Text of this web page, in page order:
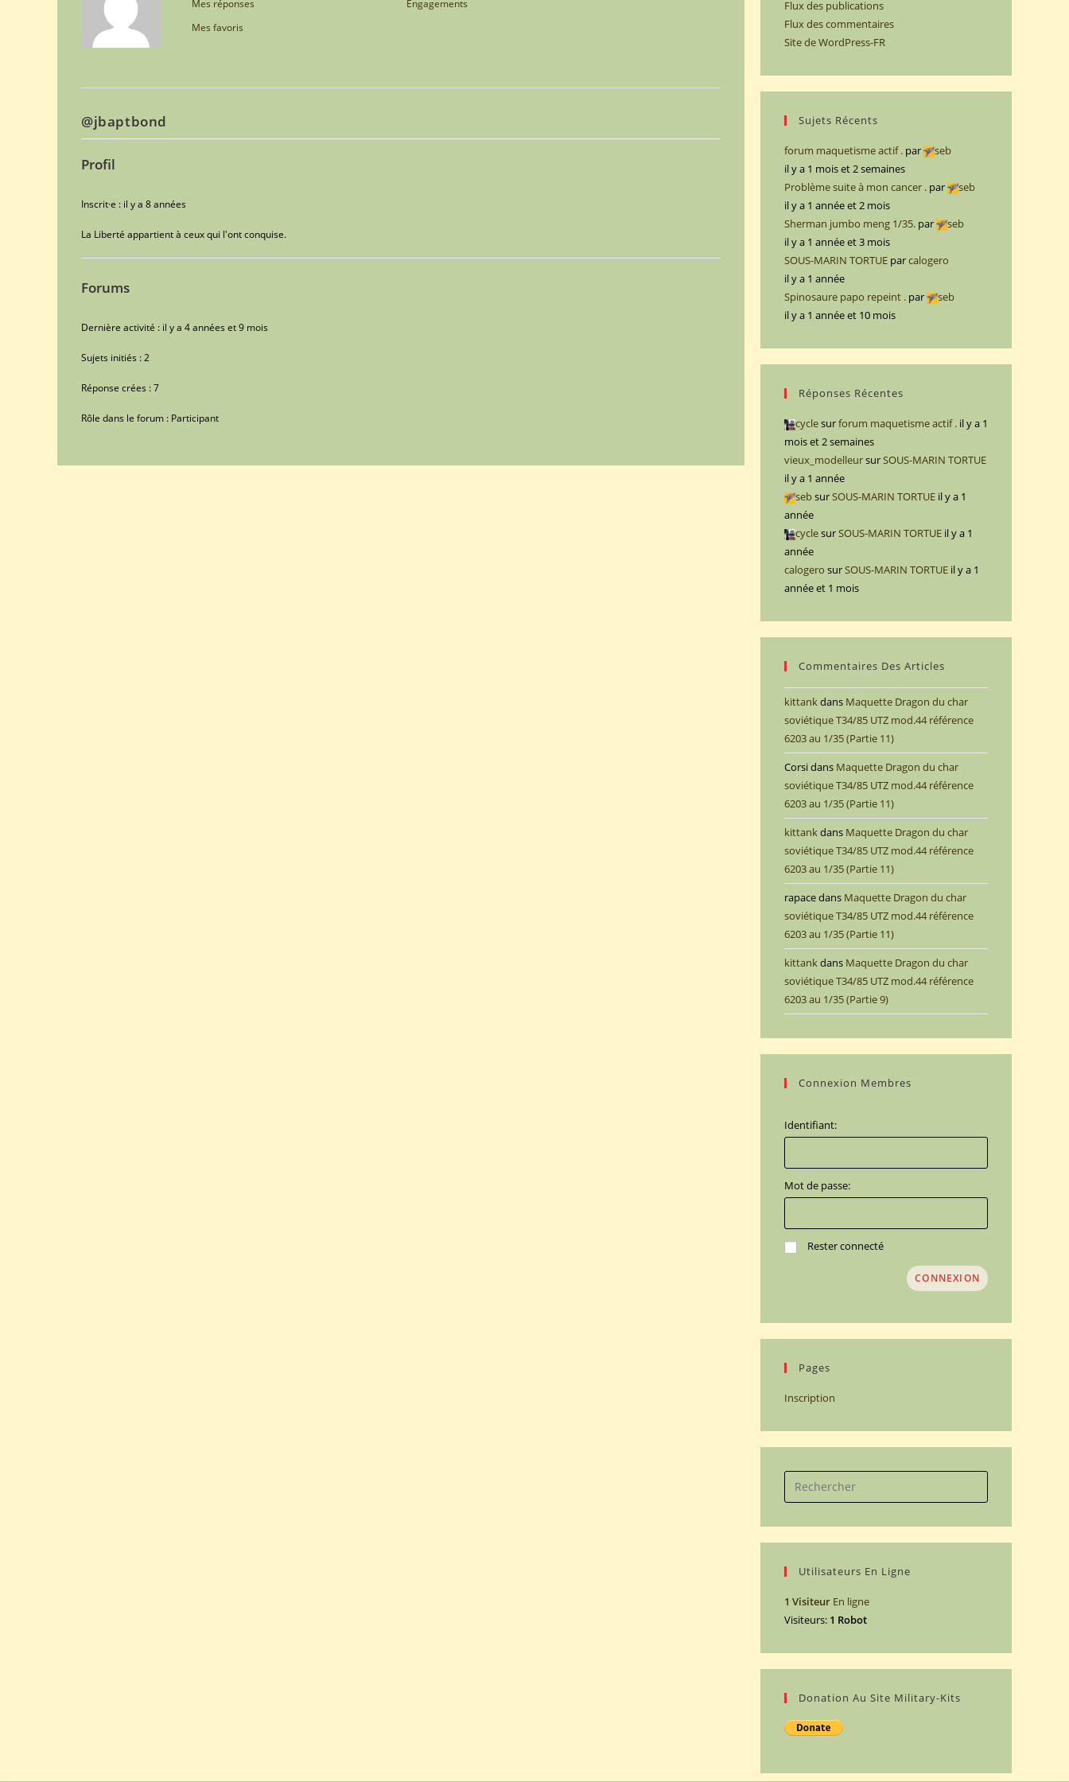
Mes réponses
Engagements
Mes favoris
@jbaptbond
Profil
Inscrit·e : il y a 8 années
La Liberté appartient à ceux qui l'ont conquise.
Forums
Dernière activité : il y a 4 années et 9 mois
Sujets initiés : 2
Réponse crées : 7
Rôle dans le forum : Participant
Flux des publications
Flux des commentaires
Site de WordPress-FR
Sujets Récents
forum maquetisme actif . par
seb
il y a 1 mois et 2 semaines
Problème suite à mon cancer . par
seb
il y a 1 année et 2 mois
Sherman jumbo meng 1/35. par
seb
il y a 1 année et 3 mois
SOUS-MARIN TORTUE parcalogero
il y a 1 année
Spinosaure papo repeint . par
seb
il y a 1 année et 10 mois
Réponses Récentes
cyclesurforum maquetisme actif . il y a 1
mois et 2 semaines
vieux_modelleursurSOUS-MARIN TORTUE
il y a 1 année
sebsurSOUS-MARIN TORTUE il y a 1
année
cyclesurSOUS-MARIN TORTUE il y a 1
année
calogero surSOUS-MARIN TORTUE il y a 1
année et 1 mois
Commentaires Des Articles
kittankdans Maquette Dragon du char
soviétique T34/85 UTZ mod.44 référence
6203 au 1/35 (Partie 11)
Corsidans Maquette Dragon du char
soviétique T34/85 UTZ mod.44 référence
6203 au 1/35 (Partie 11)
kittankdans Maquette Dragon du char
soviétique T34/85 UTZ mod.44 référence
6203 au 1/35 (Partie 11)
rapacedans Maquette Dragon du char
soviétique T34/85 UTZ mod.44 référence
6203 au 1/35 (Partie 11)
kittankdans Maquette Dragon du char
soviétique T34/85 UTZ mod.44 référence
6203 au 1/35 (Partie 9)
Connexion Membres
Identifiant:
Mot de passe:
Rester connecté
CONNEXION
Pages
Inscription
Utilisateurs En Ligne
1 Visiteur En ligne
Visiteurs: 1 Robot
Donation Au Site Military-Kits